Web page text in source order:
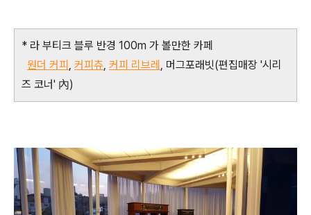
* 라 부티크 블루 반경 100m 가 볼만한 카페
원더 커피 , 커피츄, 커피 리브레 , 머그포래빗(편집매장 '시리
즈 코너' 內)